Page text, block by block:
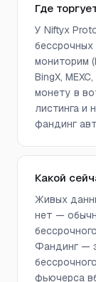
Где
У Niftyx
мониторим
BingX,
монету в
листинга и
фандинг
Какой
Живых
нет —
Фандинг —
фьючерса